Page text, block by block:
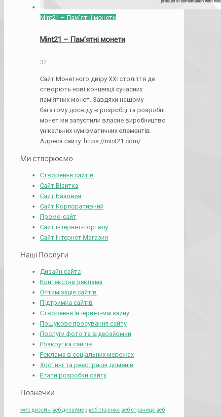
Mint21 – Пам’ятні монети
Mint21 – Пам’ятні монети
32
Сайт Монетного двіру XXI століття де
створють нові концепції сучасних
пам’ятних монет. Завдяки нашому
багатому досвіду в розробці та розробці
монет ми запустили власне виробництво
унікальних нумізматичних елементів.
Адреса сайту: https://mint21.com/
Ми створюємо
Створення сайтів
Сайт Візитка
Сайт Базовий
Сайт Корпоративний
Промо-сайт
Сайт інтернет-порталу
Сайт Інтернет Магазин
Наші Послуги
Дизайн сайта
Контекстна реклама
Оптимізація сайтів
Підтримка сайтів
Створення Інтернет-магазину
Пошукове просування сайту
Послуги фото та відеозйомки
Розкрутка сайтів
Реклама в соціальних мережах
Хостинг та реєстрація доменів
Етапи розробки сайту
Позначки
web дизайн веб-дизайнер веб-сторінка веб-страница веб